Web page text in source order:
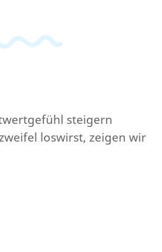
steigern
loswirst, zeigen wir